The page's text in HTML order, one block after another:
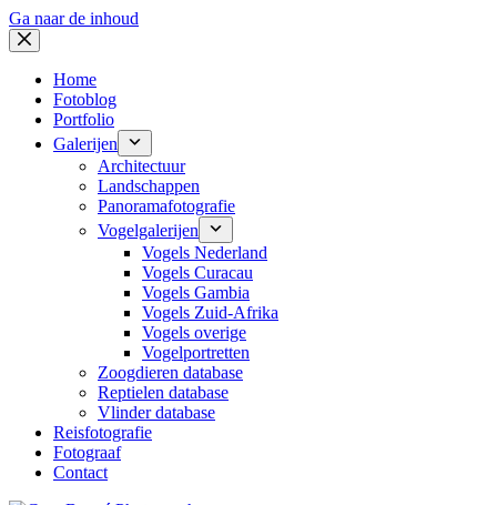
Ga naar de inhoud
Home
Fotoblog
Portfolio
Galerijen
Architectuur
Landschappen
Panoramafotografie
Vogelgalerijen
Vogels Nederland
Vogels Curacau
Vogels Gambia
Vogels Zuid-Afrika
Vogels overige
Vogelportretten
Zoogdieren database
Reptielen database
Vlinder database
Reisfotografie
Fotograaf
Contact